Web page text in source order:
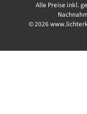
Alle Preise inkl.
© 2026